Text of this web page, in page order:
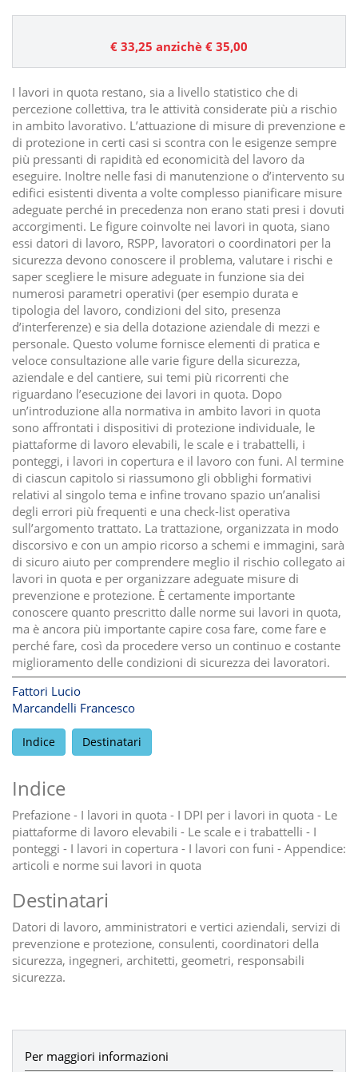
€ 33,25 anzichè € 35,00
I lavori in quota restano, sia a livello statistico che di
percezione collettiva, tra le attività considerate più a rischio
in ambito lavorativo. L’attuazione di misure di prevenzione e
di protezione in certi casi si scontra con le esigenze sempre
più pressanti di rapidità ed economicità del lavoro da
eseguire. Inoltre nelle fasi di manutenzione o d’intervento su
edifici esistenti diventa a volte complesso pianificare misure
adeguate perché in precedenza non erano stati presi i dovuti
accorgimenti. Le figure coinvolte nei lavori in quota, siano
essi datori di lavoro, RSPP, lavoratori o coordinatori per la
sicurezza devono conoscere il problema, valutare i rischi e
saper scegliere le misure adeguate in funzione sia dei
numerosi parametri operativi (per esempio durata e
tipologia del lavoro, condizioni del sito, presenza
d’interferenze) e sia della dotazione aziendale di mezzi e
personale. Questo volume fornisce elementi di pratica e
veloce consultazione alle varie figure della sicurezza,
aziendale e del cantiere, sui temi più ricorrenti che
riguardano l’esecuzione dei lavori in quota. Dopo
un’introduzione alla normativa in ambito lavori in quota
sono affrontati i dispositivi di protezione individuale, le
piattaforme di lavoro elevabili, le scale e i trabattelli, i
ponteggi, i lavori in copertura e il lavoro con funi. Al termine
di ciascun capitolo si riassumono gli obblighi formativi
relativi al singolo tema e infine trovano spazio un’analisi
degli errori più frequenti e una check-list operativa
sull’argomento trattato. La trattazione, organizzata in modo
discorsivo e con un ampio ricorso a schemi e immagini, sarà
di sicuro aiuto per comprendere meglio il rischio collegato ai
lavori in quota e per organizzare adeguate misure di
prevenzione e protezione. È certamente importante
conoscere quanto prescritto dalle norme sui lavori in quota,
ma è ancora più importante capire cosa fare, come fare e
perché fare, così da procedere verso un continuo e costante
miglioramento delle condizioni di sicurezza dei lavoratori.
Fattori Lucio
Marcandelli Francesco
Indice Destinatari
Indice
Prefazione - I lavori in quota - I DPI per i lavori in quota - Le
piattaforme di lavoro elevabili - Le scale e i trabattelli - I
ponteggi - I lavori in copertura - I lavori con funi - Appendice:
articoli e norme sui lavori in quota
Destinatari
Datori di lavoro, amministratori e vertici aziendali, servizi di
prevenzione e protezione, consulenti, coordinatori della
sicurezza, ingegneri, architetti, geometri, responsabili
sicurezza.
Per maggiori informazioni